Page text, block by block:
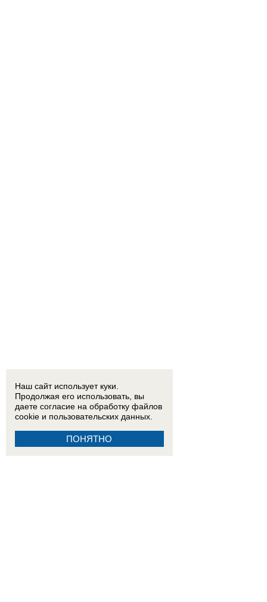
Наш сайт использует куки.
Продолжая его использовать, вы
даете согласие на обработку файлов
cookie и пользовательских данных.
ПОНЯТНО